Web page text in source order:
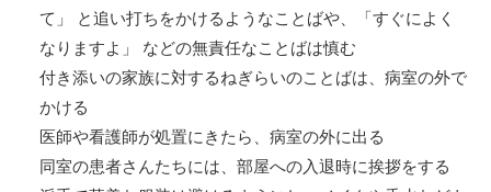
て」 と追い打ちをかけるようなことばや、「すぐによく
なりますよ」 などの無責任なことばは慎む
付き添いの家族に対するねぎらいのことばは、病室の外で
かける
医師や看護師が処置にきたら、病室の外に出る
同室の患者さんたちには、部屋への入退時に挨拶をする